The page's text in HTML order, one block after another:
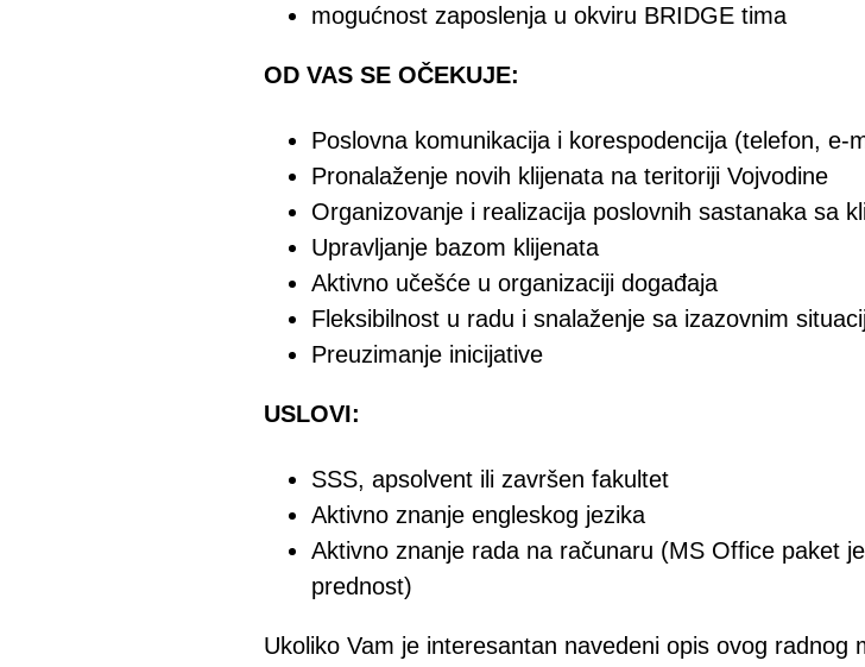
mogućnost zaposlenja u okviru BRIDGE tima
OD VAS SE OČEKUJE:
Poslovna komunikacija i korespodencija (telefon, e-
Pronalaženje novih klijenata na teritoriji Vojvodine
Organizovanje i realizacija poslovnih sastanaka sa
Upravljanje bazom klijenata
Aktivno učešće u organizaciji događaja
Fleksibilnost u radu i snalaženje sa izazovnim
Preuzimanje inicijative
USLOVI:
SSS, apsolvent ili završen fakultet
Aktivno znanje engleskog jezika
Aktivno znanje rada na računaru (MS Office paket
prednost)
Ukoliko Vam je interesantan navedeni opis ovog